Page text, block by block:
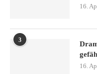
16.
3
16.